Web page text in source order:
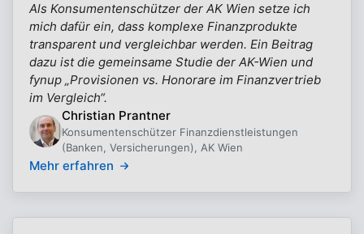
Als Konsumentenschützer der AK Wien setze ich
mich dafür ein, dass komplexe Finanzprodukte
transparent und vergleichbar werden. Ein Beitrag
dazu ist die gemeinsame Studie der AK-Wien und
fynup „Provisionen vs. Honorare im Finanzvertrieb
im Vergleich“.
Christian Prantner
Konsumentenschützer Finanzdienstleistungen
(Banken, Versicherungen), AK Wien
Mehr erfahren